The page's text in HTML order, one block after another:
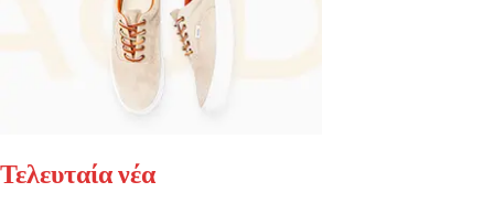
Τελευταία νέα